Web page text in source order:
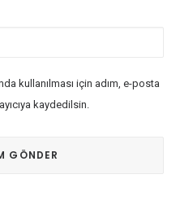
kullanılması için adım, e-posta
kaydedilsin.